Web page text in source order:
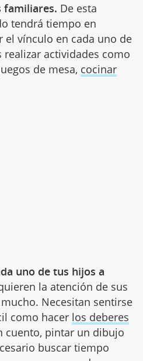
familiares. De esta
tendrá tiempo en
vínculo en cada uno de
actividades como
de mesa, cocinar
uno de tus hijos a
la atención de sus
Necesitan sentirse
como hacer los deberes
cuento, pintar un dibujo
buscar tiempo